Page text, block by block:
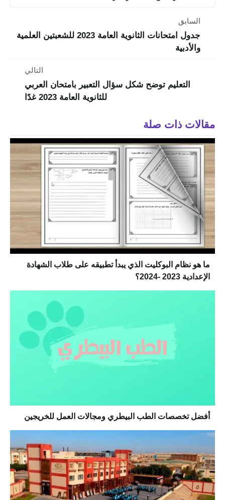
السابق
جدول امتحانات الثانوية العامة 2023 للشعبتين العلمية
والأدبية
التالي
التعليم توضح شكل سؤال التعبير بامتحان العربي
للثانوية العامة 2023 غدًا
مقالات ذات صلة
ما هو نظام البوكليت الذي يبدأ تطبيقه على طلاب الشهادة
الإعدادية 2023 -2024؟
أفضل تخصصات الطب البيطري ومجالات العمل للخريجين